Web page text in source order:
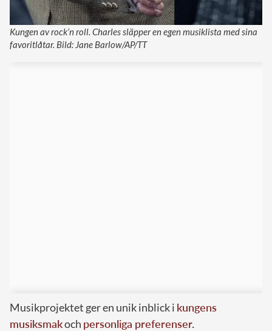
Kungen av rock’n roll. Charles släpper en egen musiklista med sina
favoritlåtar. Bild: Jane Barlow/AP/TT
Musikprojektet ger en unik inblick i kungens
musiksmakoch personliga preferenser.